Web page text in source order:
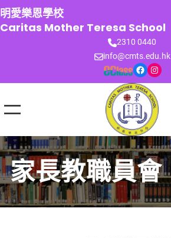
跳
至
主
明愛樂恩學校
Caritas Mother Teresa School
2310 0440
info@cmts.edu.hk
Facebook Instagram
家長教職員會